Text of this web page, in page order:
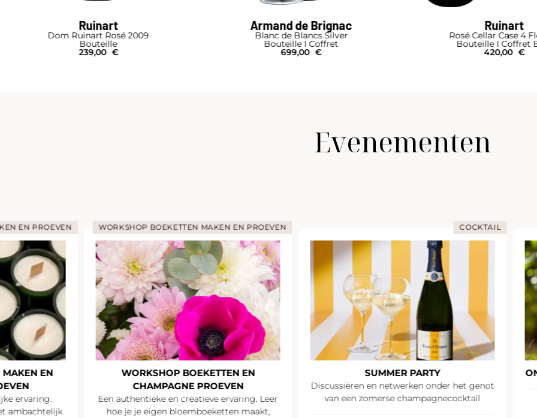
Ruinart
Dom Ruinart Rosé 2009
Bouteille
239,00 €
Armand de Brignac
Blanc de Blancs Silver
Bouteille I Coffret
699,00 €
Ruinart
Rosé Cellar Case 4
Bouteille I Coffret
420,00 €
Evenementen
EN PROEVEN
EN
ervaring.
ambachtelijk
WORKSHOP BOEKETTEN MAKEN EN PROEVEN
WORKSHOP BOEKETTEN EN
CHAMPAGNE PROEVEN
Een authentieke en creatieve ervaring. Leer
hoe je je eigen bloemboeketten maakt,
COCKTAIL
SUMMER PARTY
Discussiëren en netwerken onder het genot
van een zomerse champagnecocktail